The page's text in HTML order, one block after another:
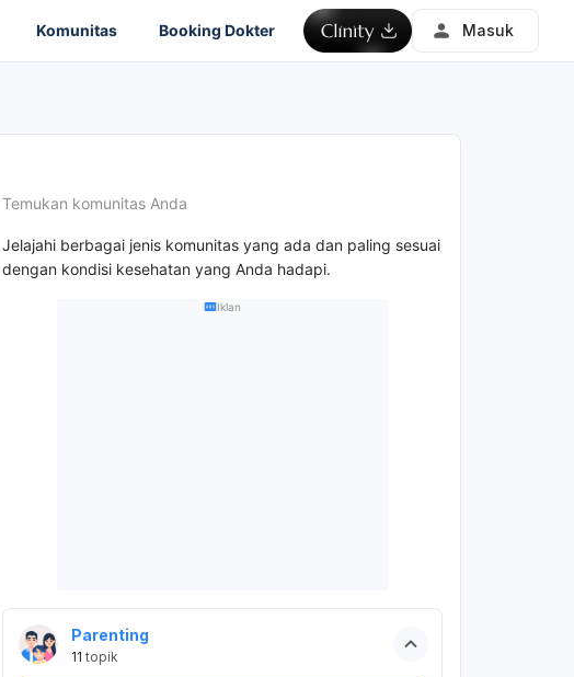
Komunitas Booking Dokter Masuk
Temukan komunitas Anda
Jelajahi berbagai jenis komunitas yang ada dan paling sesuai
dengan kondisi kesehatan yang Anda hadapi.
Iklan
Parenting
11 topik